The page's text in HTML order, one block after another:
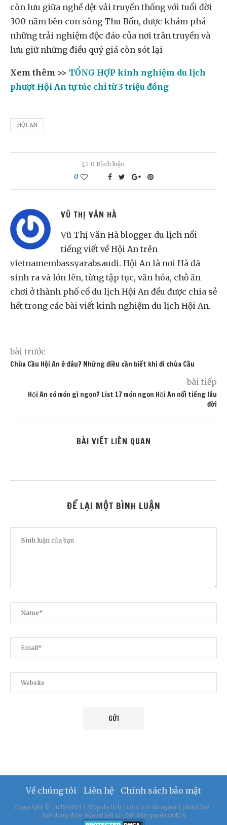
còn lưu giữa nghề dệt vải truyền thống với tuổi đời
300 năm bên con sông Thu Bồn, được khám phá
những trải nghiệm độc đáo của nơi trân truyền và
lưu giữ những điều quý giá còn sót lại
Xem thêm >> TỔNG HỢP kinh nghiệm du lịch
phượt Hội An tự túc chỉ từ 3 triệu đồng
HỘI AN
0 Bình luận
0
VŨ THỊ VĂN HÀ
Vũ Thị Văn Hà blogger du lịch nổi
tiếng viết về Hội An trên
vietnamembassyarabsaudi. Hội An là nơi Hà đã
sinh ra và lớn lên, từng tập tục, văn hóa, chỗ ăn
chơi ở thành phố cổ du lịch Hội An đều được chia sẻ
hết trong các bài viết kinh nghiệm du lịch Hội An.
bài trước
Chùa Cầu Hội An ở đâu? Những điều cần biết khi đi chùa Cầu
bài tiếp
Hội An có món gì ngon? List 17 món ngon Hội An nổi tiếng lâu
đời
BÀI VIẾT LIÊN QUAN
ĐỂ LẠI MỘT BÌNH LUẬN
Về chúng tôi Liên hệ Chính sách bảo mật
Copyright © 2018-2021 | Blog du lịch | cắm trại dã ngoại | phượt bụi |
Nội dung được bảo vệ bởi tổ chức bản quyền DMCA